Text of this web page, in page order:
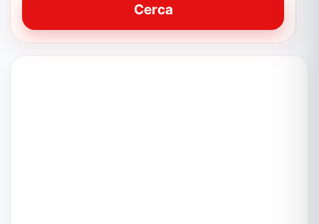
Cerca